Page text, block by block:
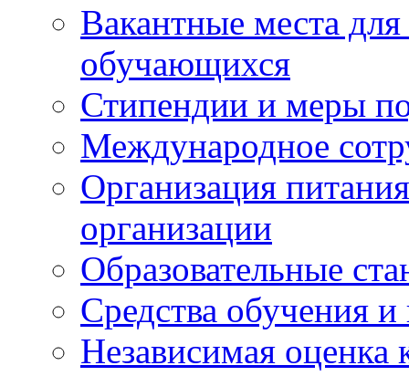
Вакантные места
обучающихся
Стипендии и меры
Международное
Организация
организации
Образовательные
Средства обучения и
Независимая оценка